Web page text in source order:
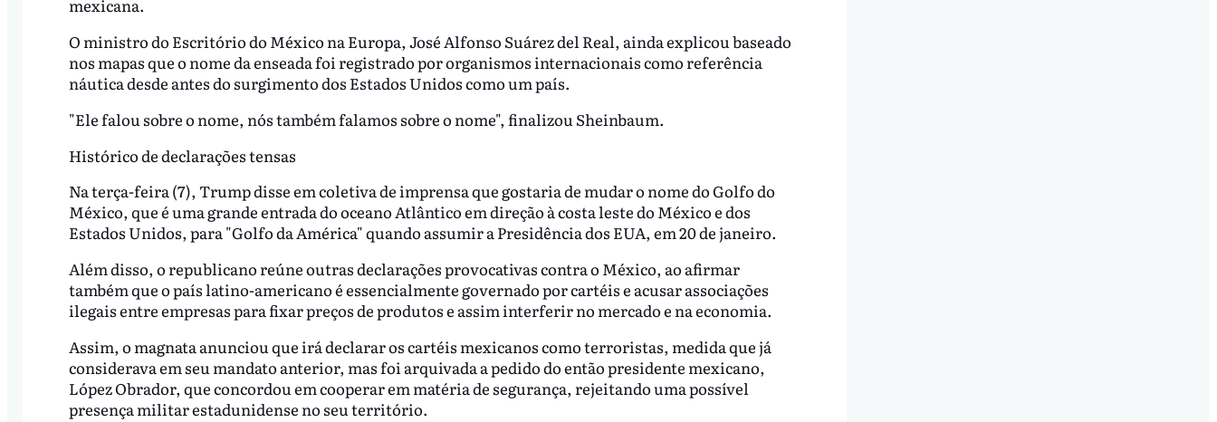
mexicana.
O ministro do Escritório do México na Europa, José Alfonso Suárez del Real, ainda explicou baseado
nos mapas que o nome da enseada foi registrado por organismos internacionais como referência
náutica desde antes do surgimento dos Estados Unidos como um país.
"Ele falou sobre o nome, nós também falamos sobre o nome", finalizou Sheinbaum.
Histórico de declarações tensas
Na terça-feira (7), Trump disse em coletiva de imprensa que gostaria de mudar o nome do Golfo do
México, que é uma grande entrada do oceano Atlântico em direção à costa leste do México e dos
Estados Unidos, para "Golfo da América" quando assumir a Presidência dos EUA, em 20 de janeiro.
Além disso, o republicano reúne outras declarações provocativas contra o México, ao afirmar
também que o país latino-americano é essencialmente governado por cartéis e acusar associações
ilegais entre empresas para fixar preços de produtos e assim interferir no mercado e na economia.
Assim, o magnata anunciou que irá declarar os cartéis mexicanos como terroristas, medida que já
considerava em seu mandato anterior, mas foi arquivada a pedido do então presidente mexicano,
López Obrador, que concordou em cooperar em matéria de segurança, rejeitando uma possível
presença militar estadunidense no seu território.